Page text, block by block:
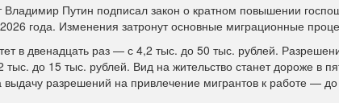
Путин подписал закон о кратном повышении
года. Изменения затронут основные миграционные
в двенадцать раз — с 4,2 тыс. до 50 тыс. рублей.
до 15 тыс. рублей. Вид на жительство станет дороже в
разрешений на привлечение мигрантов к работе —